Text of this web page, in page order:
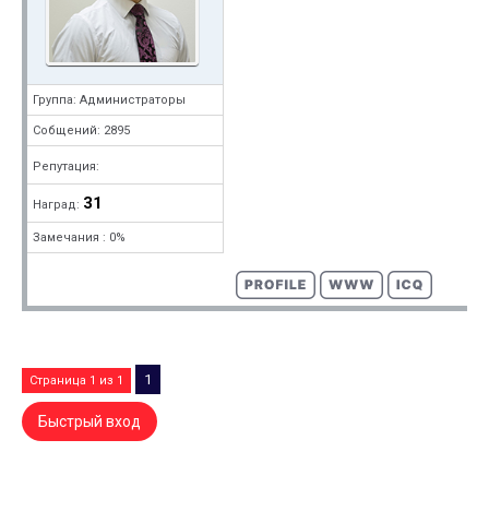
Группа: Администраторы
Собщений: 2895
Репутация:
Наград: 31
Замечания : 0%
Страница 1 из 1 1